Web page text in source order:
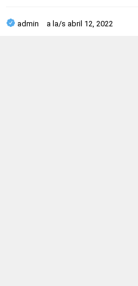
admin a la/s abril 12, 2022